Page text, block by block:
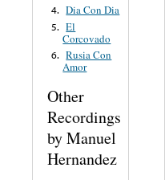
4. Dia Con Dia
5. El
Corcovado
6. Rusia Con
Amor
Other
Recordings
by Manuel
Hernandez